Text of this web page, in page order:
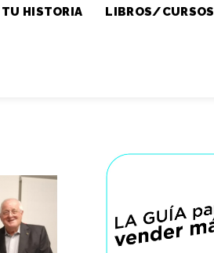
TU HISTORIA LIBROS/CURSOS